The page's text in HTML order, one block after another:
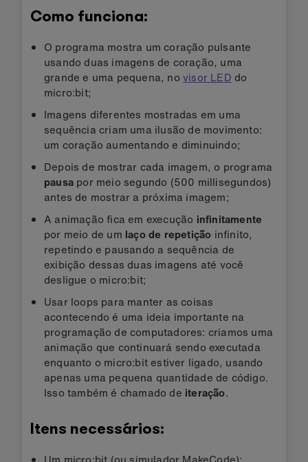
Como funciona:
O programa mostra um coração pulsante
usando duas imagens de coração, uma
grande e uma pequena, no visor LED do
micro:bit;
Imagens diferentes mostradas em uma
sequência criam uma ilusão de movimento:
um coração aumentando e diminuindo;
Depois de mostrar cada imagem, o programa
pausa por meio segundo (500 millisegundos)
antes de mostrar a próxima imagem;
A animação fica em execução infinitamente
por meio de um laço de repetição infinito,
repetindo e pausando a sequência de
exibição dessas duas imagens até você
desligue o micro:bit;
Usar loops para manter as coisas
acontecendo é uma ideia importante na
programação de computadores: criamos uma
animação que continuará sendo executada
enquanto o micro:bit estiver ligado, usando
apenas uma pequena quantidade de código.
Isso também é chamado de iteração.
Itens necessários: